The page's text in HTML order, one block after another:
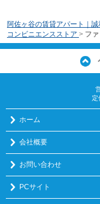
阿佐ヶ谷の賃貸アパート｜
コンビニエンスストア > フ
定
ホーム
会社概要
お問い合わせ
PCサイト